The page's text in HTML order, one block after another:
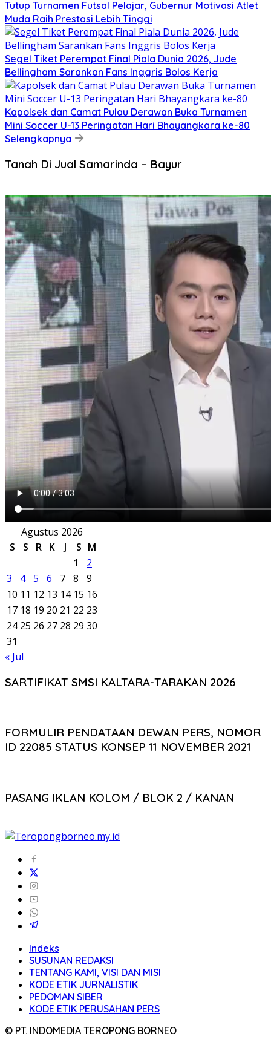
Tutup Turnamen Futsal Pelajar, Gubernur Motivasi Atlet
Muda Raih Prestasi Lebih Tinggi
Segel Tiket Perempat Final Piala Dunia 2026, Jude
Bellingham Sarankan Fans Inggris Bolos Kerja
Kapolsek dan Camat Pulau Derawan Buka Turnamen
Mini Soccer U-13 Peringatan Hari Bhayangkara ke-80
Selengkapnya
Tanah Di Jual Samarinda – Bayur
Agustus 2026
S
S R K J S M
1
2
3
4 5 6 7 8
9
10 11 12 13 14 15 16
17 18 19 20 21 22 23
24 25 26 27 28 29 30
31
« Jul
SARTIFIKAT SMSI KALTARA-TARAKAN 2026
FORMULIR PENDATAAN DEWAN PERS, NOMOR
ID 22085 STATUS KONSEP 11 NOVEMBER 2021
PASANG IKLAN KOLOM / BLOK 2 / KANAN
Indeks
SUSUNAN REDAKSI
TENTANG KAMI, VISI DAN MISI
KODE ETIK JURNALISTIK
PEDOMAN SIBER
KODE ETIK PERUSAHAN PERS
© PT. INDOMEDIA TEROPONG BORNEO